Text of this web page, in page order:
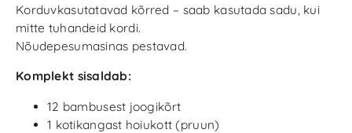
Korduvkasutatavad kõrred – saab kasutada sadu, kui
mitte tuhandeid kordi.
Nõudepesumasinas pestavad.
Komplekt sisaldab:
12 bambusest joogikõrt
1 kotikangast hoiukott (pruun)